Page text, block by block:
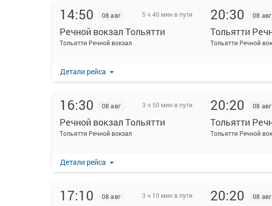
14:50 08 авг 5 ч 40 мин в пути
Речной вокзал Тольятти
Тольятти Речной вокзал
20:30 08 авг
Тольятти Речной
Детали рейса
16:30 08 авг 3 ч 50 мин в пути
Речной вокзал Тольятти
Тольятти Речной вокзал
20:20 08 авг
Тольятти Речной
Детали рейса
17:10 08 авг 3 ч 10 мин в пути 20:20 08 авг